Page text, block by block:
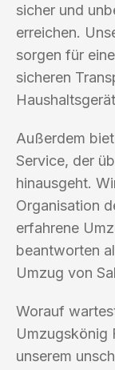
sicher und
erreichen.
sorgen für
sicheren
Außerdem
Service, der
hinausgeht.
Organisation
erfahrene
beantworten
Umzug von
Worauf
Umzugskönig
unserem